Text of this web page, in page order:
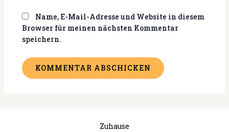
Name, E-Mail-Adresse und Website in diesem
Browser für meinen nächsten Kommentar
speichern.
Zuhause